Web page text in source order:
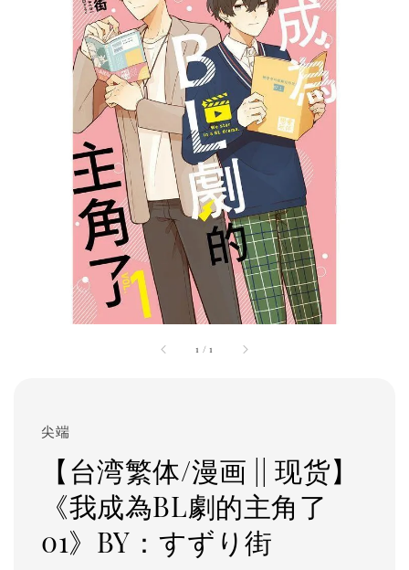
1 /1
尖端
【台湾繁体/漫画 || 现货】
《我成為BL劇的主角了
01》BY：すずり街